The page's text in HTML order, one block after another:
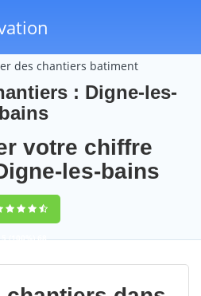
des chantiers batiment
: Digne-les-
bains
votre chiffre
les-bains
(100%)68
votes